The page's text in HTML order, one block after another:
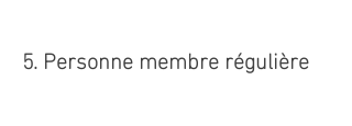
5. Personne membre régulière